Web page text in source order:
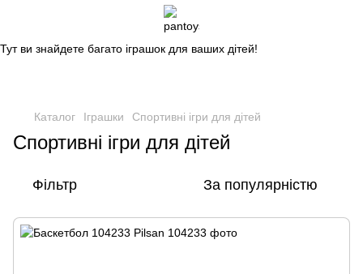
Магазин дитячих іграшок
Тут ви знайдете багато іграшок для ваших дітей!
Каталог Іграшки Спортивні ігри для дітей
Спортивні ігри для дітей
Фільтр За популярністю